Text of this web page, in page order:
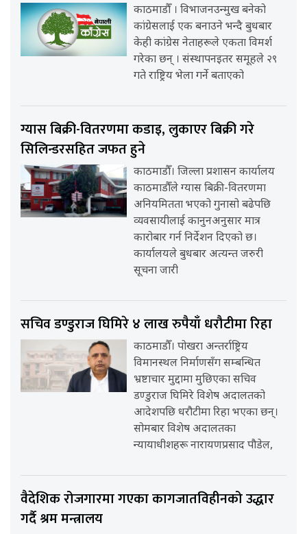
काठमाडौँ । विभाजनउन्मुख बनेको
कांग्रेसलाई एक बनाउने भन्दै बुधबार
केही कांग्रेस नेताहरूले एकता विमर्श
गरेका छन् । संस्थापनइतर समूहले २९
गते राष्ट्रिय भेला गर्ने बताएको
ग्यास बिक्री-वितरणमा कडाइ, लुकाएर बिक्री गरे
सिलिन्डरसहित जफत हुने
काठमाडौँ। जिल्ला प्रशासन कार्यालय
काठमाडौँले ग्यास बिक्री-वितरणमा
अनियमितता भएको गुनासो बढेपछि
व्यवसायीलाई कानुनअनुसार मात्र
कारोबार गर्न निर्देशन दिएको छ।
कार्यालयले बुधबार अत्यन्त जरुरी
सूचना जारी
सचिव डण्डुराज घिमिरे ४ लाख रुपैयाँ धरौटीमा रिहा
काठमाडौँ। पोखरा अन्तर्राष्ट्रिय
विमानस्थल निर्माणसँग सम्बन्धित
भ्रष्टाचार मुद्दामा मुछिएका सचिव
डण्डुराज घिमिरे विशेष अदालतको
आदेशपछि धरौटीमा रिहा भएका छन्।
सोमबार विशेष अदालतका
न्यायाधीशहरू नारायणप्रसाद पौडेल,
वैदेशिक रोजगारमा गएका कागजातविहीनको उद्धार
गर्दै श्रम मन्त्रालय